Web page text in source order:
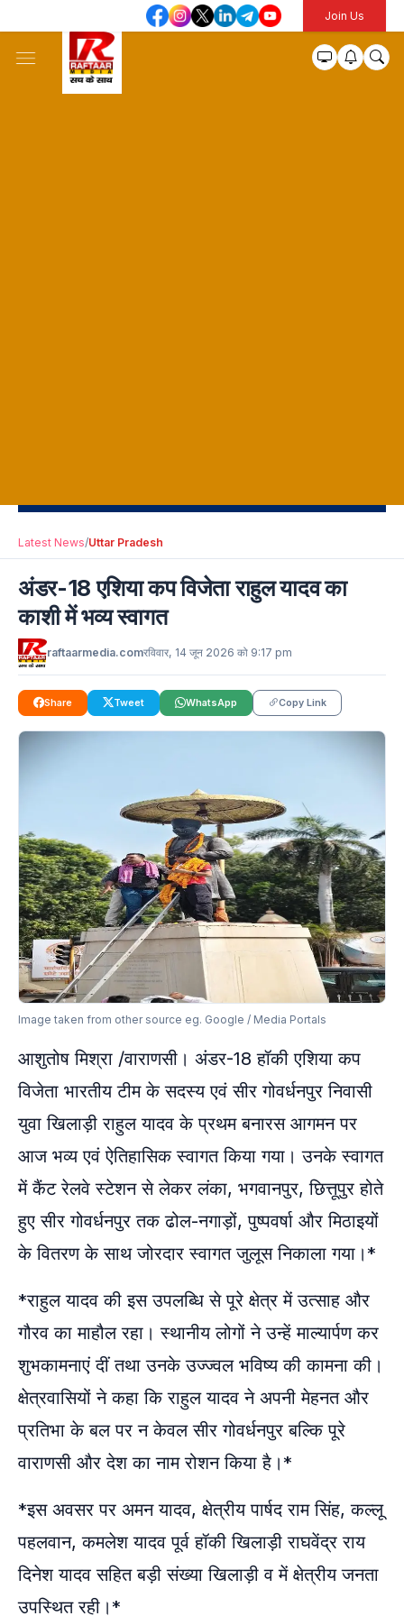
Join Us
Latest News/Uttar Pradesh
अंडर-18 एशिया कप विजेता राहुल यादव का
काशी में भव्य स्वागत
raftaarmedia.comरविवार, 14 जून 2026 को 9:17 pm
Share Tweet WhatsApp Copy Link
Image taken from other source eg. Google / Media Portals
आशुतोष मिश्रा /वाराणसी। अंडर-18 हॉकी एशिया कप
विजेता भारतीय टीम के सदस्य एवं सीर गोवर्धनपुर निवासी
युवा खिलाड़ी राहुल यादव के प्रथम बनारस आगमन पर
आज भव्य एवं ऐतिहासिक स्वागत किया गया। उनके स्वागत
में कैंट रेलवे स्टेशन से लेकर लंका, भगवानपुर, छित्तूपुर होते
हुए सीर गोवर्धनपुर तक ढोल-नगाड़ों, पुष्पवर्षा और मिठाइयों
के वितरण के साथ जोरदार स्वागत जुलूस निकाला गया।*
*राहुल यादव की इस उपलब्धि से पूरे क्षेत्र में उत्साह और
गौरव का माहौल रहा। स्थानीय लोगों ने उन्हें माल्यार्पण कर
शुभकामनाएं दीं तथा उनके उज्ज्वल भविष्य की कामना की।
क्षेत्रवासियों ने कहा कि राहुल यादव ने अपनी मेहनत और
प्रतिभा के बल पर न केवल सीर गोवर्धनपुर बल्कि पूरे
वाराणसी और देश का नाम रोशन किया है।*
*इस अवसर पर अमन यादव, क्षेत्रीय पार्षद राम सिंह, कल्लू
पहलवान, कमलेश यादव पूर्व हॉकी खिलाड़ी राघवेंद्र राय
दिनेश यादव सहित बड़ी संख्या खिलाड़ी व में क्षेत्रीय जनता
उपस्थित रही।*